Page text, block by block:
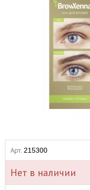
Арт. 215300
Нет в наличии